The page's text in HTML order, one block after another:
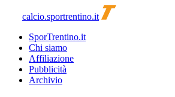
calcio.sportrentino.it
SporTrentino.it
Chi siamo
Affiliazione
Pubblicità
Archivio